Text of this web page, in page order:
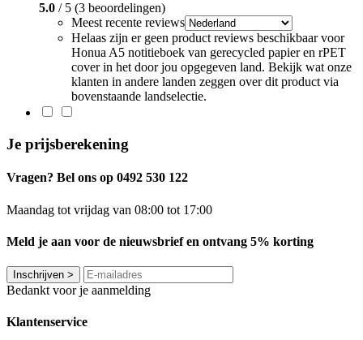
5.0 / 5 (3 beoordelingen)
Meest recente reviews
Helaas zijn er geen product reviews beschikbaar voor
Honua A5 notitieboek van gerecycled papier en rPET
cover in het door jou opgegeven land. Bekijk wat onze
klanten in andere landen zeggen over dit product via
bovenstaande landselectie.
Je prijsberekening
Vragen? Bel ons op 0492 530 122
Maandag tot vrijdag van 08:00 tot 17:00
Meld je aan voor de nieuwsbrief en ontvang 5% korting
Inschrijven >
Bedankt voor je aanmelding
Klantenservice